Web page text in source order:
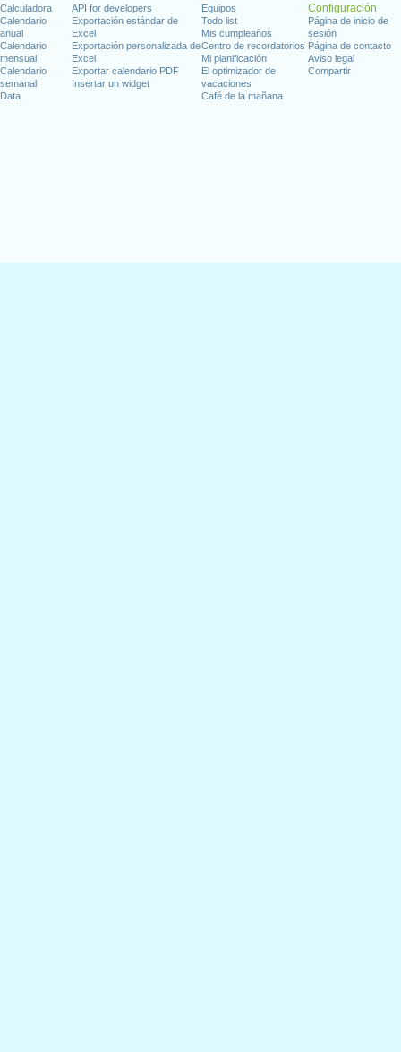
Calculadora
Calendario
anual
Calendario
mensual
Calendario
semanal
Data
API for developers
Exportación estándar de
Excel
Exportación personalizada de
Excel
Exportar calendario PDF
Insertar un widget
Equipos
Todo list
Mis cumpleaños
Centro de recordatorios
Mi planificación
El optimizador de
vacaciones
Café de la mañana
Configuración
Página de inicio de
sesión
Página de contacto
Aviso legal
Compartir